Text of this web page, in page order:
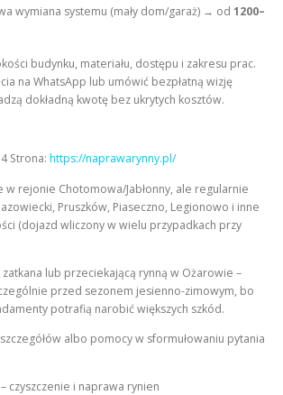
wymiana systemu (mały dom/garaż) → od 1200–
budynku, materiału, dostępu i zakresu prac.
na WhatsApp lub umówić bezpłatną wizję
dokładną kwotę bez ukrytych kosztów.
Strona: https://naprawarynny.pl/
w rejonie Chotomowa/Jabłonny, ale regularnie
Pruszków, Piaseczno, Legionowo i inne
(dojazd wliczony w wielu przypadkach przy
lub przeciekającą rynną w Ożarowie –
przed sezonem jesienno-zimowym, bo
potrafią narobić większych szkód.
albo pomocy w sformułowaniu pytania
czyszczenie i naprawa rynien